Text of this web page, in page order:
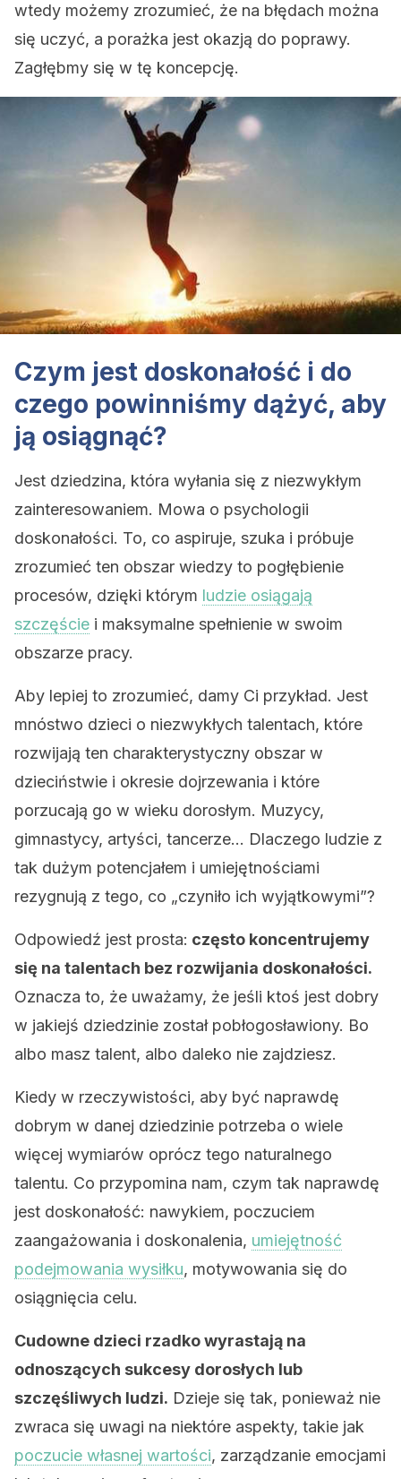
wtedy możemy zrozumieć, że na błędach można
się uczyć, a porażka jest okazją do poprawy.
Zagłębmy się w tę koncepcję.
Czym jest doskonałość i do
czego powinniśmy dążyć, aby
ją osiągnąć?
Jest dziedzina, która wyłania się z niezwykłym
zainteresowaniem. Mowa o psychologii
doskonałości. To, co aspiruje, szuka i próbuje
zrozumieć ten obszar wiedzy to pogłębienie
procesów, dzięki którym ludzie osiągają
szczęście i maksymalne spełnienie w swoim
obszarze pracy.
Aby lepiej to zrozumieć, damy Ci przykład. Jest
mnóstwo dzieci o niezwykłych talentach, które
rozwijają ten charakterystyczny obszar w
dzieciństwie i okresie dojrzewania i które
porzucają go w wieku dorosłym. Muzycy,
gimnastycy, artyści, tancerze… Dlaczego ludzie z
tak dużym potencjałem i umiejętnościami
rezygnują z tego, co „czyniło ich wyjątkowymi”?
Odpowiedź jest prosta: często koncentrujemy
się na talentach bez rozwijania doskonałości.
Oznacza to, że uważamy, że jeśli ktoś jest dobry
w jakiejś dziedzinie został pobłogosławiony. Bo
albo masz talent, albo daleko nie zajdziesz.
Kiedy w rzeczywistości, aby być naprawdę
dobrym w danej dziedzinie potrzeba o wiele
więcej wymiarów oprócz tego naturalnego
talentu. Co przypomina nam, czym tak naprawdę
jest doskonałość: nawykiem, poczuciem
zaangażowania i doskonalenia, umiejętność
podejmowania wysiłku, motywowania się do
osiągnięcia celu.
Cudowne dzieci rzadko wyrastają na
odnoszących sukcesy dorosłych lub
szczęśliwych ludzi. Dzieje się tak, ponieważ nie
zwraca się uwagi na niektóre aspekty, takie jak
poczucie własnej wartości, zarządzanie emocjami